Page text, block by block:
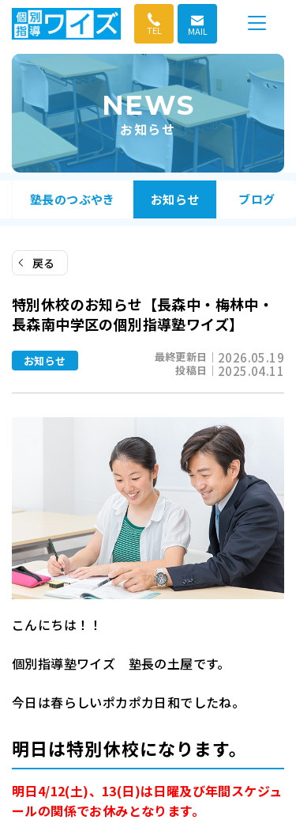
コ
ッ
TEL MAIL
NEWS
お知らせ
塾長のつぶやき お知らせ ブログ
戻る
特別休校のお知らせ【長森中・梅林中・
長森南中学区の個別指導塾ワイズ】
お知らせ
投稿日｜ 2025.04.11
最終更新日｜ 2026.05.19
こんにちは！！
個別指導塾ワイズ 塾長の土屋です。
今日は春らしいポカポカ日和でしたね。
明日は特別休校になります。
明日4/12(土)、13(日)は日曜及び年間スケジュ
ールの関係でお休みとなります。